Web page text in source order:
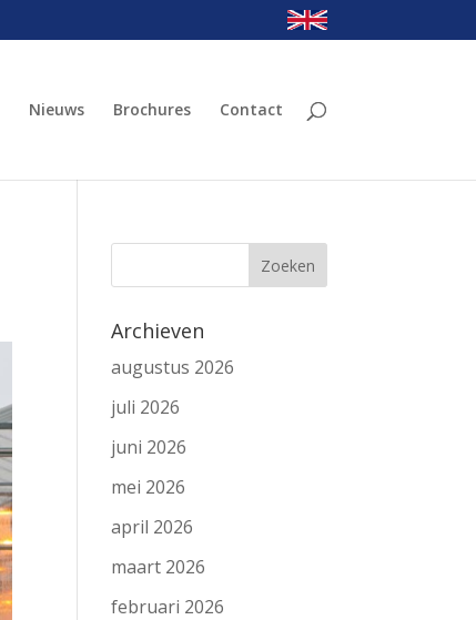
Nieuws Brochures Contact
Archieven
augustus 2026
juli 2026
juni 2026
mei 2026
april 2026
maart 2026
februari 2026